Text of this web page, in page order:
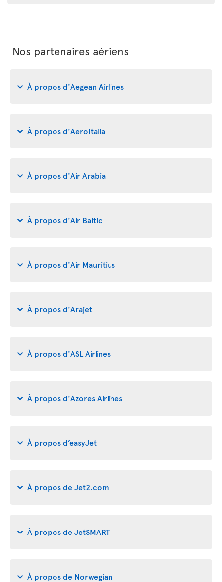
Nos partenaires aériens
À propos d'Aegean Airlines
À propos d'AeroItalia
À propos d'Air Arabia
À propos d'Air Baltic
À propos d'Air Mauritius
À propos d'Arajet
À propos d'ASL Airlines
À propos d'Azores Airlines
À propos d’easyJet
À propos de Jet2.com
À propos de JetSMART
À propos de Norwegian